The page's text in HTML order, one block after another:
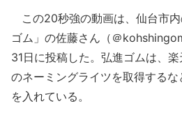
この20秒強の動画は、仙台市
ゴム」の佐藤さん（＠
31日に投稿した。弘進ゴムは、
のネーミングライツを取得する
を入れている。